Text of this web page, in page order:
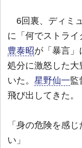
6回裏、ディミ
に「何でストライ
豊泰昭が「暴言」
処分に激怒した
いた。 星野仙一監
飛び出してきた。
「身の危険を感
い」